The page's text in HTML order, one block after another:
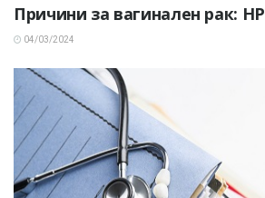
Причини за вагинален рак:
04/03/2024